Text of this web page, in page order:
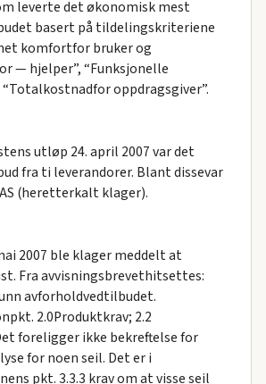
leverte det økonomisk mest
basert på tildelingskriteriene
komfortfor bruker og
— hjelper”, “Funksjonelle
oppdragsgiver”.
utløp 24. april 2007 var det
fra ti leverandorer. Blant dissevar
(heretterkalt klager).
2007 ble klager meddelt at
Fra avvisningsbrevethitsettes:
avforholdvedtilbudet.
2.0Produktkrav; 2.2
foreligger ikke bekreftelse for
for noen seil. Det er i
pkt. 3.3.3 krav om at visse seil